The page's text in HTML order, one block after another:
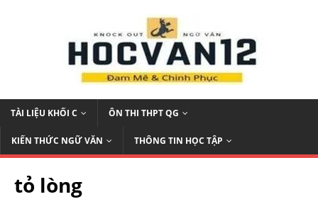
TÀI LIỆU KHỐI C ÔN THI THPT QG
KIẾN THỨC NGỮ VĂN THÔNG TIN HỌC TẬP
tỏ lòng